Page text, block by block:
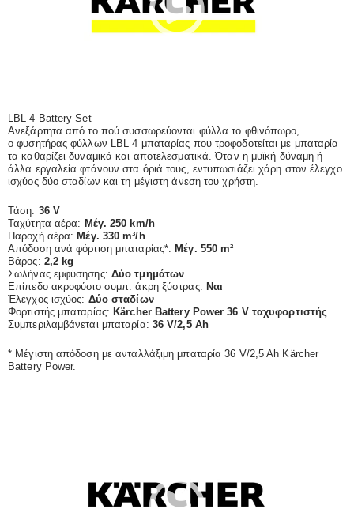
LBL 4 Battery Set
Ανεξάρτητα από το πού συσσωρεύονται φύλλα το φθινόπωρο,
ο φυσητήρας φύλλων LBL 4 μπαταρίας που τροφοδοτείται με μπαταρία
τα καθαρίζει δυναμικά και αποτελεσματικά. Όταν η μυϊκή δύναμη ή
άλλα εργαλεία φτάνουν στα όριά τους, εντυπωσιάζει χάρη στον έλεγχο
ισχύος δύο σταδίων και τη μέγιστη άνεση του χρήστη.
Τάση: 36 V
Ταχύτητα αέρα: Μέγ. 250 km/h
Παροχή αέρα: Μέγ. 330 m³/h
Απόδοση ανά φόρτιση μπαταρίας*: Μέγ. 550 m²
Βάρος: 2,2 kg
Σωλήνας εμφύσησης: Δύο τμημάτων
Επίπεδο ακροφύσιο συμπ. άκρη ξύστρας: Ναι
Έλεγχος ισχύος: Δύο σταδίων
Φορτιστής μπαταρίας: Kärcher Battery Power 36 V ταχυφορτιστής
Συμπεριλαμβάνεται μπαταρία: 36 V/2,5 Ah
* Μέγιστη απόδοση με ανταλλάξιμη μπαταρία 36 V/2,5 Ah Kärcher
Battery Power.